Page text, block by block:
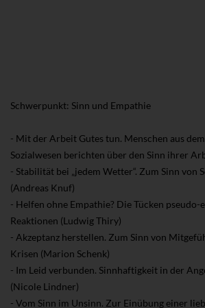
Schwerpunkt: Sinn und Empathie
- Mit der Arbeit Gutes tun. Menschen aus
Sozialwesen berichten über den Sinn ihrer
- Stabilität bei „jedem Wetter“. Zum Sinn von
(Andreas Knuf)
- Helfen ohne Empathie? Die Tücken pseudo-
Reaktionen (Ludwig Thiry)
- Akzeptanz herstellen. Zum Sinn von
Krisen (Marion Schenk)
- Im Leid verbunden. Sinnhaftigkeit in der
(Nicole Lindner)
- Vom Sinn im Unsinn. Zur Einübung einer